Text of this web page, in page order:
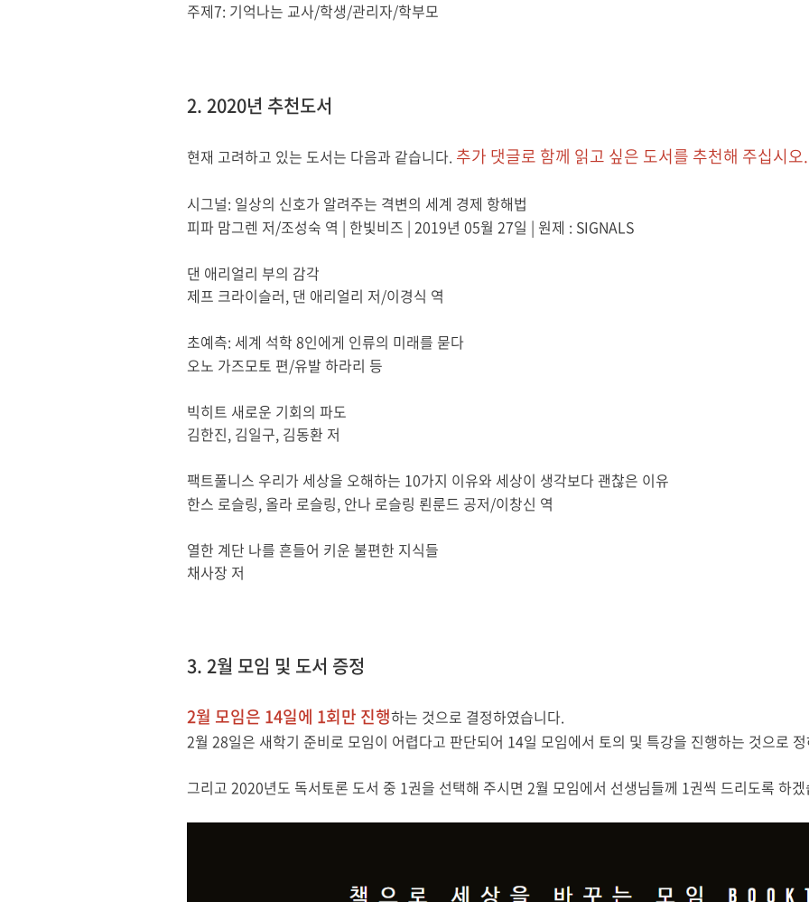
주제7: 기억나는 교사/학생/관리자/학부모
2. 2020년 추천도서
현재 고려하고 있는 도서는 다음과 같습니다. 추가 댓글로 함께 읽고 싶은 도서를 추천해 주십시오.
시그널: 일상의 신호가 알려주는 격변의 세계 경제 항해법
피파 맘그렌 저/조성숙 역 | 한빛비즈 | 2019년 05월 27일 | 원제 : SIGNALS
댄 애리얼리 부의 감각
제프 크라이슬러, 댄 애리얼리 저/이경식 역
초예측: 세계 석학 8인에게 인류의 미래를 묻다
오노 가즈모토 편/유발 하라리 등
빅히트 새로운 기회의 파도
김한진, 김일구, 김동환 저
팩트풀니스 우리가 세상을 오해하는 10가지 이유와 세상이 생각보다 괜찮은 이유
한스 로슬링, 올라 로슬링, 안나 로슬링 뢴룬드 공저/이창신 역
열한 계단 나를 흔들어 키운 불편한 지식들
채사장 저
3. 2월 모임 및 도서 증정
2월 모임은 14일에 1회만 진행하는 것으로 결정하였습니다.
2월 28일은 새학기 준비로 모임이 어렵다고 판단되어 14일 모임에서 토의 및 특강을 진행하는 것으로
그리고 2020년도 독서토론 도서 중 1권을 선택해 주시면 2월 모임에서 선생님들께 1권씩 드리도록 하